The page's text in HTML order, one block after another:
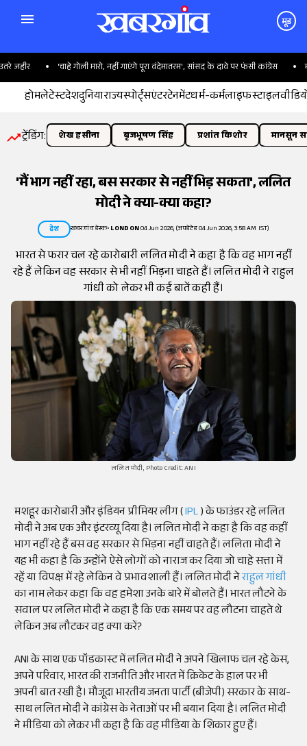
मूड
'चाहे गोली मारो, नहीं गाएंगे पूरा वंदेमातरम', सांसद के दावे पर फंसी कांग्रेस
होमलेटेस्टदेशदुनियाराज्यस्पोर्ट्सएंटरटेनमेंटधर्म-कर्मलाइफस्टाइल
ट्रेंडिंग: शेख हसीना बृजभूषण सिंह प्रशांत किशोर मानसून
'मैं भाग नहीं रहा, बस सरकार से नहीं भिड़ सकता', ललित
मोदी ने क्या-क्या कहा?
देश खबरगांव डेस्क•LONDON04 Jun 2026, (अपडेटेड 04 Jun 2026, 3:58 AM IST)
भारत से फरार चल रहे कारोबारी ललित मोदी ने कहा है कि वह भाग नहीं
रहे हैं लेकिन वह सरकार से भी नहीं भिड़ना चाहते हैं। ललित मोदी ने राहुल
गांधी को लेकर भी कई बातें कही हैं।
ललित मोदी, Photo Credit: ANI
मशहूर कारोबारी और इंडियन प्रीमियर लीग (IPL) के फाउंडर रहे ललित
मोदी ने अब एक और इंटरव्यू दिया है। ललित मोदी ने कहा है कि वह कहीं
भाग नहीं रहे हैं बस वह सरकार से भिड़ना नहीं चाहते हैं। ललिता मोदी ने
यह भी कहा है कि उन्होंने ऐसे लोगों को नाराज कर दिया जो चाहे सत्ता में
रहें या विपक्ष में रहे लेकिन वे प्रभावशाली हैं। ललित मोदी नेराहुल गांधी
का नाम लेकर कहा कि वह हमेशा उनके बारे में बोलते हैं। भारत लौटने के
सवाल पर ललित मोदी ने कहा है कि एक समय पर वह लौटना चाहते थे
लेकिन अब लौटकर वह क्या करें?
ANI के साथ एक पॉडकास्ट में ललित मोदी ने अपने खिलाफ चल रहे केस,
अपने परिवार, भारत की राजनीति और भारत में क्रिकेट के हाल पर भी
अपनी बात रखी है। मौजूदा भारतीय जनता पार्टी (बीजेपी) सरकार के साथ-
साथ ललित मोदी ने कांग्रेस के नेताओं पर भी बयान दिया है। ललित मोदी
ने मीडिया को लेकर भी कहा है कि वह मीडिया के शिकार हुए हैं।